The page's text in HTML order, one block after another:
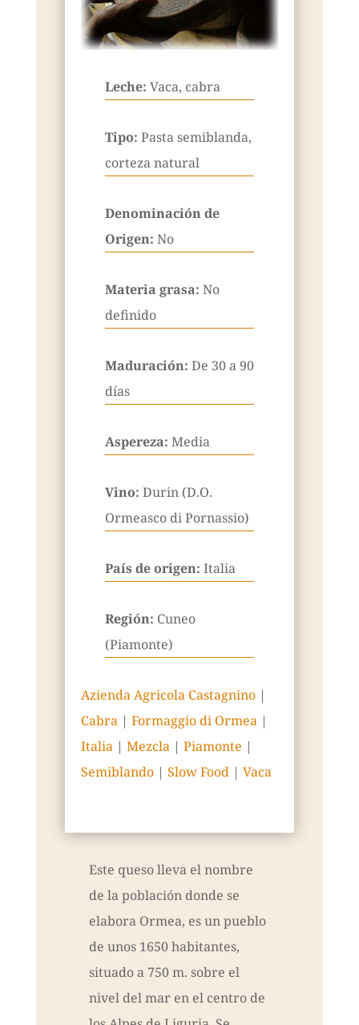
Leche: Vaca, cabra
Tipo: Pasta semiblanda,
corteza natural
Denominación de
Origen: No
Materia grasa: No
definido
Maduración: De 30 a 90
días
Aspereza: Media
Vino: Durin (D.O.
Ormeasco di Pornassio)
País de origen: Italia
Región: Cuneo
(Piamonte)
Azienda Agricola Castagnino|
Cabra| Formaggio di Ormea|
Italia| Mezcla| Piamonte |
Semiblando| Slow Food| Vaca
Este queso lleva el nombre
de la población donde se
elabora Ormea, es un pueblo
de unos 1650 habitantes,
situado a 750 m. sobre el
nivel del mar en el centro de